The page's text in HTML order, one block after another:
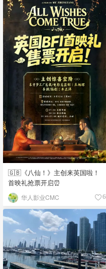
🇬🇧《八仙！》主创来英国啦！
首映礼抢票开启⏰
华人影业CMC 6